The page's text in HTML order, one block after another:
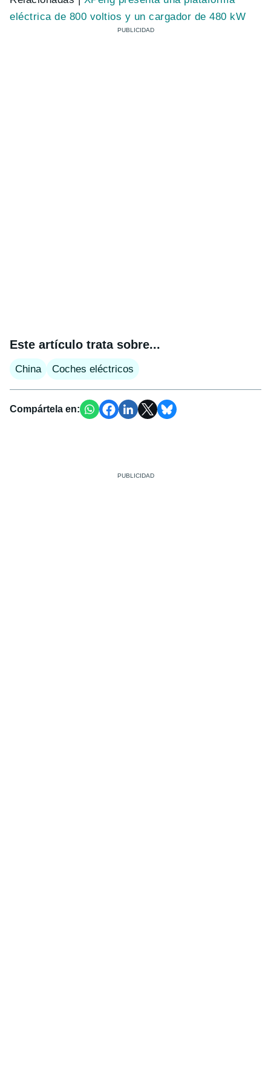
eléctrica de 800 voltios y un cargador de 480 kW
Este artículo trata sobre...
China Coches eléctricos
Compártela en: